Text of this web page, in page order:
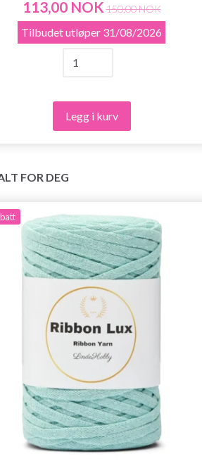
113,00 NOK 150,00 NOK
Tilbudet utløper 31/08/2026
Legg i kurv
FOR DEG